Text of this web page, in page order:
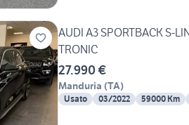
AUDI A3 SPORTBACK S-
TRONIC
27.990 €
Manduria (TA)
Usato 03/2022 59000 Km